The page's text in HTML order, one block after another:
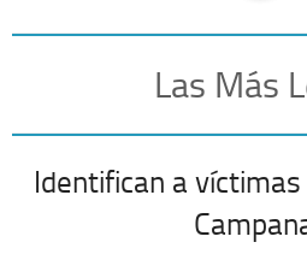
Las Más
Identifican a